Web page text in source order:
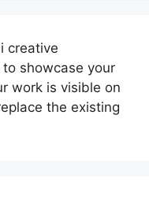
creative
showcase your
work is visible on
the existing